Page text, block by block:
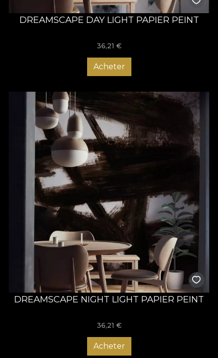
DREAMSCAPE DAY LIGHT PAPIER PEINT
36,21 €
Acheter
DREAMSCAPE NIGHT LIGHT PAPIER PEINT
36,21 €
Acheter